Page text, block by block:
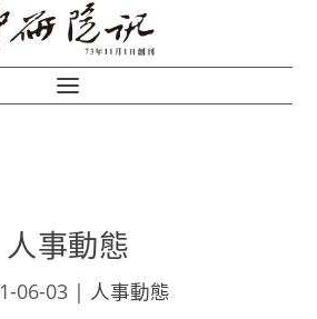
人事動態
06-03 | 人事動態